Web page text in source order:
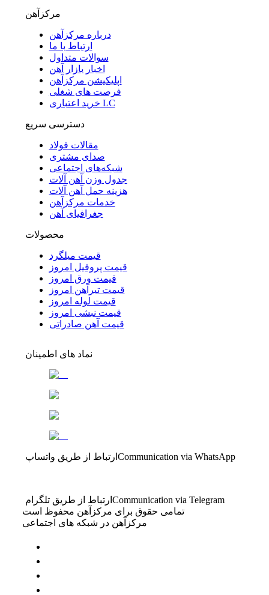
مرکزآهن
درباره مرکزآهن
ارتباط با ما
سوالات متداول
اخبار بازار آهن
اپلیکیشن مرکزآهن
فرصت های شغلی
خرید اعتباری LC
دسترسی سریع
مقالات فولاد
صدای مشتری
شبکه‌های اجتماعی
جدول وزن آهن آلات
هزینه حمل آهن آلات
خدمات مرکزآهن
جغرافیای آهن
محصولات
قیمت میلگرد
قیمت پروفیل امروز
قیمت ورق امروز
قیمت تیرآهن امروز
قیمت لوله امروز
قیمت نبشی امروز
قیمت آهن صادراتی
نماد های اطمینان
ارتباط از طریق واتساپ Communication via WhatsApp
ارتباط از طریق تلگرام Communication via Telegram
تمامی حقوق برای مرکزآهن محفوظ است
مرکزآهن در شبکه های اجتماعی